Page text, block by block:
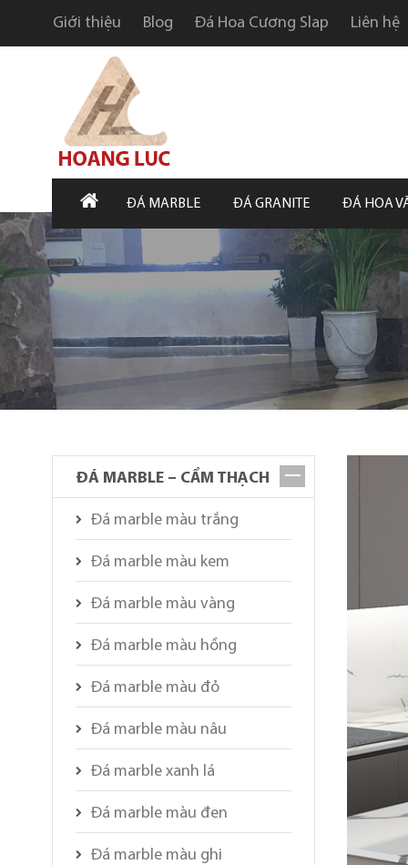
Giới thiệu Blog Đá Hoa Cương Slap Liên hệ
ĐÁ MARBLE ĐÁ GRANITE ĐÁ HOA
ĐÁ MARBLE – CẨM THẠCH
Đá marble màu trắng
Đá marble màu kem
Đá marble màu vàng
Đá marble màu hồng
Đá marble màu đỏ
Đá marble màu nâu
Đá marble xanh lá
Đá marble màu đen
Đá marble màu ghi